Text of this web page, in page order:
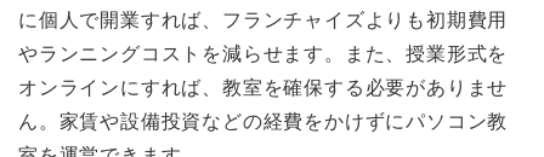
に個人で開業すれば、フランチャイズよりも初期費用
やランニングコストを減らせます。また、授業形式を
オンラインにすれば、教室を確保する必要がありませ
ん。家賃や設備投資などの経費をかけずにパソコン教